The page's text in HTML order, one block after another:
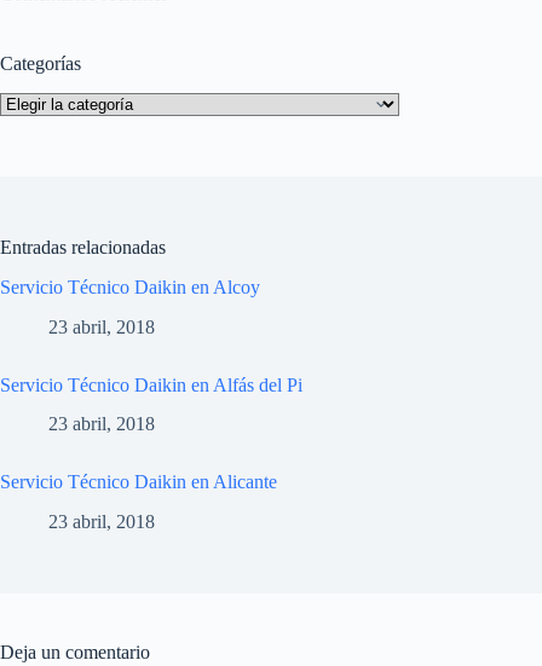
Categorías
Categorías
Entradas relacionadas
Servicio Técnico Daikin en Alcoy
23 abril, 2018
Servicio Técnico Daikin en Alfás del Pi
23 abril, 2018
Servicio Técnico Daikin en Alicante
23 abril, 2018
Deja un comentario